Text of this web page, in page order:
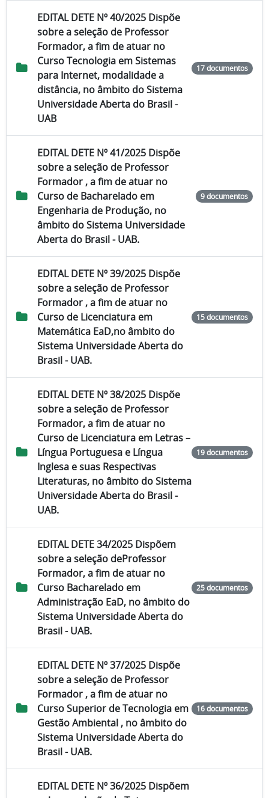
EDITAL DETE Nº 40/2025 Dispõe
sobre a seleção de Professor
Formador, a fim de atuar no
Curso Tecnologia em Sistemas
para Internet, modalidade a
distância, no âmbito do Sistema
Universidade Aberta do Brasil -
UAB
17 documentos
EDITAL DETE Nº 41/2025 Dispõe
sobre a seleção de Professor
Formador , a fim de atuar no
Curso de Bacharelado em
Engenharia de Produção, no
âmbito do Sistema Universidade
Aberta do Brasil - UAB.
9 documentos
EDITAL DETE Nº 39/2025 Dispõe
sobre a seleção de Professor
Formador , a fim de atuar no
Curso de Licenciatura em
Matemática EaD,no âmbito do
Sistema Universidade Aberta do
Brasil - UAB.
15 documentos
EDITAL DETE Nº 38/2025 Dispõe
sobre a seleção de Professor
Formador, a fim de atuar no
Curso de Licenciatura em Letras –
Língua Portuguesa e Língua
Inglesa e suas Respectivas
Literaturas, no âmbito do Sistema
Universidade Aberta do Brasil -
UAB.
19 documentos
EDITAL DETE 34/2025 Dispõem
sobre a seleção deProfessor
Formador, a fim de atuar no
Curso Bacharelado em
Administração EaD, no âmbito do
Sistema Universidade Aberta do
Brasil - UAB.
25 documentos
EDITAL DETE Nº 37/2025 Dispõe
sobre a seleção de Professor
Formador , a fim de atuar no
Curso Superior de Tecnologia em
Gestão Ambiental , no âmbito do
Sistema Universidade Aberta do
Brasil - UAB.
16 documentos
EDITAL DETE Nº 36/2025 Dispõem